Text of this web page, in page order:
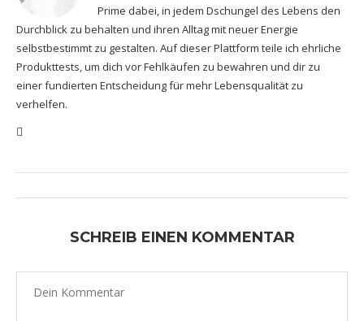
Prime dabei, in jedem Dschungel des Lebens den
Durchblick zu behalten und ihren Alltag mit neuer Energie
selbstbestimmt zu gestalten. Auf dieser Plattform teile ich ehrliche
Produkttests, um dich vor Fehlkäufen zu bewahren und dir zu
einer fundierten Entscheidung für mehr Lebensqualität zu
verhelfen.
SCHREIB EINEN KOMMENTAR